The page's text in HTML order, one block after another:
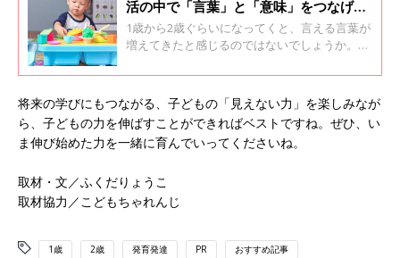
活の中で「言葉」と「意味」をつなげる
コミュニケ―ションをとろう！
1歳から2歳ぐらいになってくと、言える言葉が
増えてきたと感じるのではないでしょうか。し
って、言葉の意味を理解しているというわけで
はありません。1～2歳のころは抽象的なものを
頭の中でイメージをする力が未発達です。実物
を見て、聞いて、手で動かしながら、言葉と意
味を結びつける体験が大事になってきます。
将来の学びにもつながる、子どもの「見えない力」を楽しみなが
ら、子どもの力を伸ばすことができればベストですね。ぜひ、い
ま伸び始めた力を一緒に育んでいってくださいね。
取材・文／ふくだりょうこ
取材協力／こどもちゃれんじ
1歳 2歳 発育発達 PR おすすめ記事